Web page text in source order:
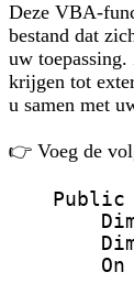
Deze VBA-
bestand dat
uw
krijgen tot
u samen met
👉 Voeg de
Public